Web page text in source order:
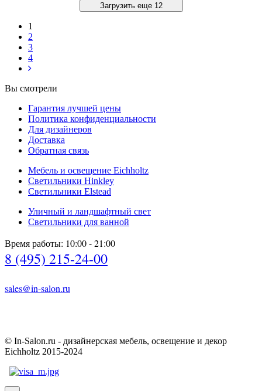
Загрузить еще 12
1
2
3
4
Вы смотрели
Гарантия лучшей цены
Политика конфиденциальности
Для дизайнеров
Доставка
Обратная связь
Мебель и освещение Eichholtz
Светильники Hinkley
Светильники Elstead
Уличный и ландшафтный свет
Светильники для ванной
Время работы: 10:00 - 21:00
8 (495) 215-24-00
sales@in-salon.ru
© In-Salon.ru - дизайнерская мебель, освещение и декор
Eichholtz 2015-2024